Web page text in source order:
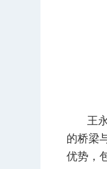
王
的桥梁
优势，